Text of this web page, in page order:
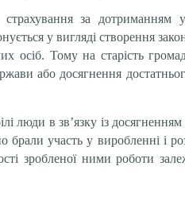
страхування за
у вигляді створення
осіб. Тому на старість
або досягнення
люди в зв’язку із
участь у виробленні і
зробленої ними роботи